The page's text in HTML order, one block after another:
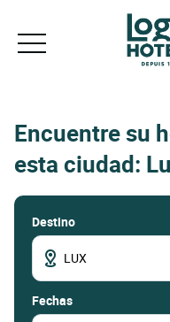
Encuentre su
esta ciudad:
Destino
fechas